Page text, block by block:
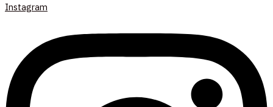
Instagram